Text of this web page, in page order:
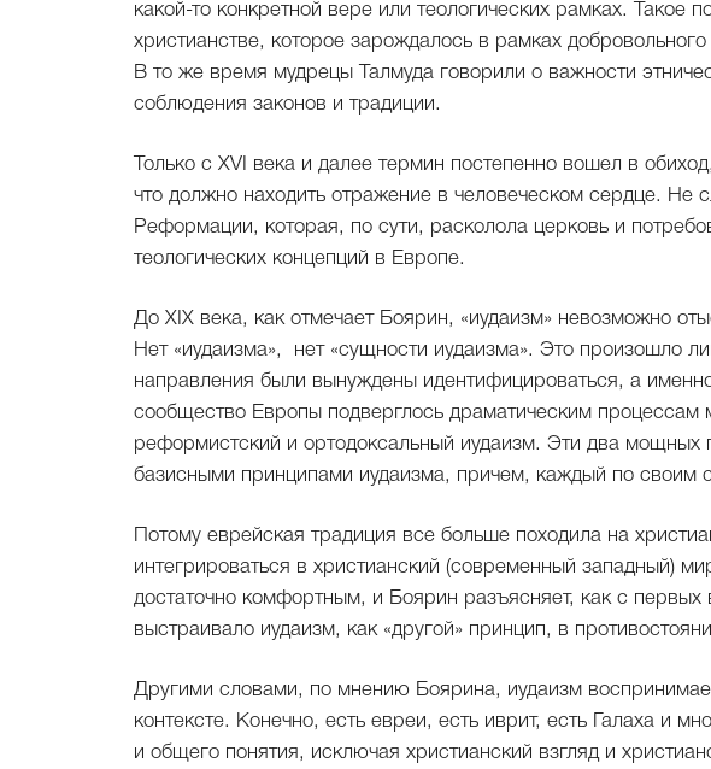
какой-то конкретной вере или теологических рамках. Такое
христианстве, которое зарождалось в рамках
В то же время мудрецы Талмуда говорили о важности
соблюдения законов и традиции.
Только с XVI века и далее термин постепенно вошел в
что должно находить отражение в человеческом сердце. Не
Реформации, которая, по сути, расколола церковь и
теологических концепций в Европе.
До XIX века, как отмечает Боярин, «иудаизм» невозможно
Нет «иудаизма», нет «сущности иудаизма». Это произошло
направления были вынуждены идентифицироваться, а
сообщество Европы подверглось драматическим процессам
реформистский и ортодоксальный иудаизм. Эти два мощных
базисными принципами иудаизма, причем, каждый по своим
Потому еврейская традиция все больше походила на
интегрироваться в христианский (современный западный)
достаточно комфортным, и Боярин разъясняет, как с
выстраивало иудаизм, как «другой» принцип, в
Другими словами, по мнению Боярина, иудаизм
контексте. Конечно, есть евреи, есть иврит, есть Галаха и
и общего понятия, исключая христианский взгляд и